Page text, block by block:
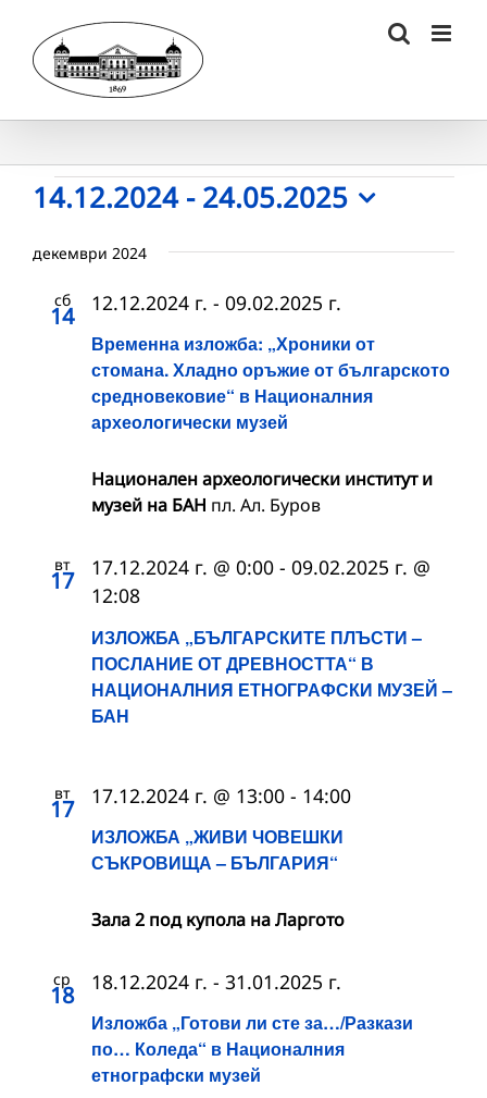
content
Събития
14.12.2024 - 24.05.2025
date.
декември 2024
сб
14
Временна изложба: „Хроники от
стомана. Хладно оръжие от българското
средновековие“ в Националния
археологически музей
12.12.2024 г. - 09.02.2025 г.
Национален археологически институт и
музей на БАН пл. Ал. Буров
вт
17
ИЗЛОЖБА „БЪЛГАРСКИТЕ ПЛЪСТИ –
ПОСЛАНИЕ ОТ ДРЕВНОСТТА“ В
НАЦИОНАЛНИЯ ЕТНОГРАФСКИ МУЗЕЙ –
БАН
17.12.2024 г. @ 0:00 - 09.02.2025 г. @
12:08
вт
17
ИЗЛОЖБА „ЖИВИ ЧОВЕШКИ
СЪКРОВИЩА – БЪЛГАРИЯ“
17.12.2024 г. @ 13:00 - 14:00
Зала 2 под купола на Ларгото
ср
18
Изложба „Готови ли сте за…/Разкази
по… Коледа“ в Националния
етнографски музей
18.12.2024 г. - 31.01.2025 г.